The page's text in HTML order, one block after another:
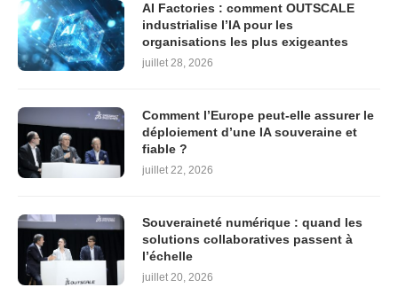
AI Factories : comment OUTSCALE
industrialise l’IA pour les
organisations les plus exigeantes
juillet 28, 2026
Comment l’Europe peut-elle assurer le
déploiement d’une IA souveraine et
fiable ?
juillet 22, 2026
Souveraineté numérique : quand les
solutions collaboratives passent à
l’échelle
juillet 20, 2026